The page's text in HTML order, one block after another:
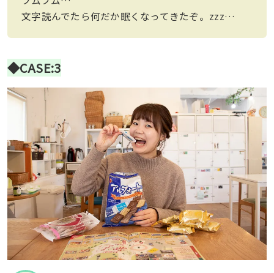
文字読んでたら何だか眠くなってきたぞ。zzz…
◆CASE:3